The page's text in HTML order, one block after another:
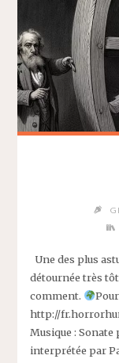
Une des plus
détournée très
comment.
http://
Musique :
interprétée par